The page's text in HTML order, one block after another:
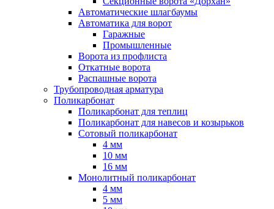
Автоматические шлагбаумы
Автоматика для ворот
Гаражные
Промышленные
Ворота из профлиста
Откатные ворота
Распашные ворота
Трубопроводная арматура
Поликарбонат
Поликарбонат для теплиц
Поликарбонат для навесов и козырьков
Сотовый поликарбонат
4 мм
10 мм
16 мм
Монолитный поликарбонат
4 мм
5 мм